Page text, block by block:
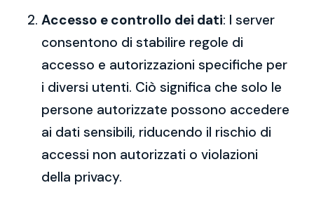
Accesso e controllo dei dati: I server
consentono di stabilire regole di
accesso e autorizzazioni specifiche per
i diversi utenti. Ciò significa che solo le
persone autorizzate possono accedere
ai dati sensibili, riducendo il rischio di
accessi non autorizzati o violazioni
della privacy.